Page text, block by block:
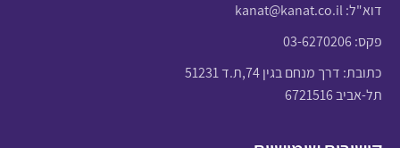
דוא"ל:kanat@kanat.co.il
פקס: 03-6270206
כתובת: דרך מנחם בגין 74,ת.ד 51231
תל-אביב 6721516